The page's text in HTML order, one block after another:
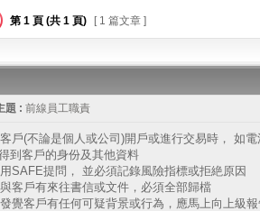
第 1 頁 (共 1 頁) [ 1 篇文章 ]
題 : 前線員工職責
戶(不論是個人或公司)開戶或進行交易時， 如
到客戶的身份及其他資料
SAFE提問， 並必須記錄風險指標或拒絶原因
客戶有來往書信或文件，必須全部歸檔
覺客戶有任何可疑背景或行為，應馬上向上級